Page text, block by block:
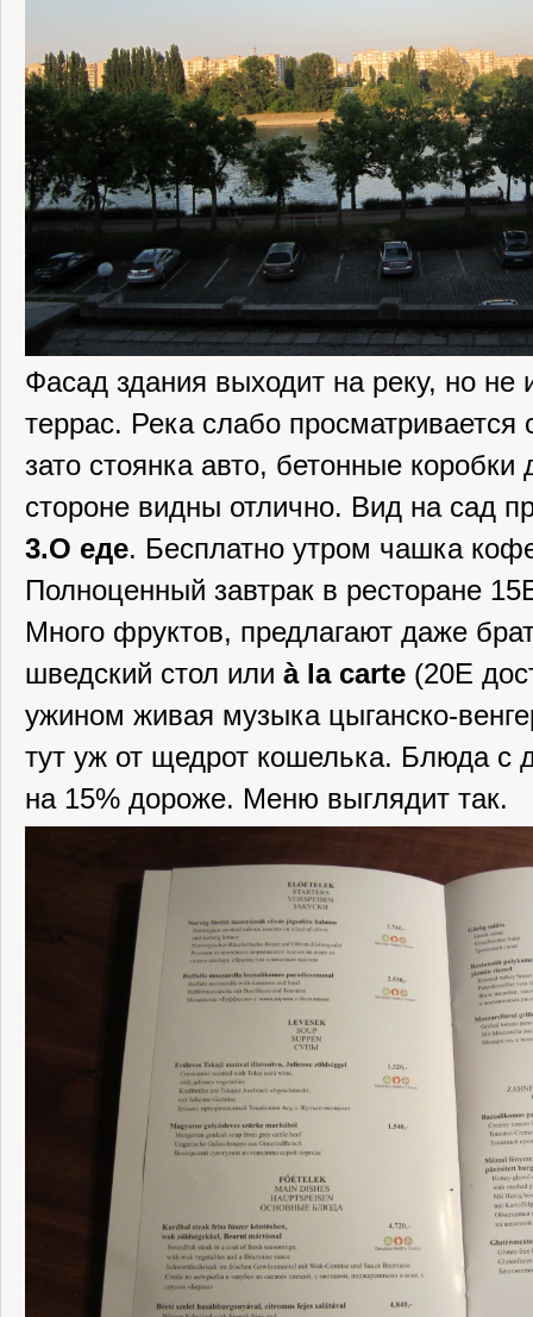
Фасад здания выходит на реку, но не
террас. Река слабо просматривается
зато стоянка авто, бетонные коробки
стороне видны отлично. Вид на сад
3.О еде. Бесплатно утром чашка
Полноценный завтрак в ресторане
Много фруктов, предлагают даже
шведский стол или à la carte (20Е
ужином живая музыка цыганско-
тут уж от щедрот кошелька. Блюда с
на 15% дороже. Меню выглядит так.